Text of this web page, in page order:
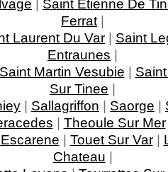
| Saint Etienne De
Ferrat |
Laurent Du Var | Saint
Entraunes |
Saint Martin Vesubie |
Sur Tinee |
| Sallagriffon | Saorge |
| Theoule Sur Mer
| Touet Sur Var|
Chateau |